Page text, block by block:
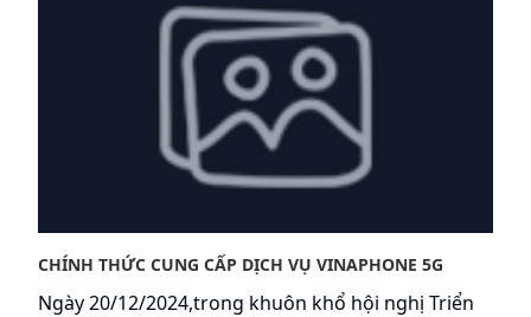
CHÍNH THỨC CUNG CẤP DỊCH VỤ VINAPHONE 5G
Ngày 20/12/2024,trong khuôn khổ hội nghị Triển